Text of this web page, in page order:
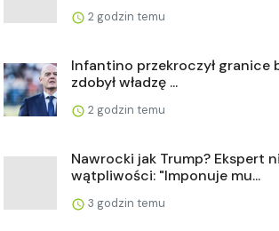
2 godzin temu
Infantino przekroczył granice
zdobył władzę ...
2 godzin temu
Nawrocki jak Trump? Ekspert
wątpliwości: "Imponuje mu...
3 godzin temu